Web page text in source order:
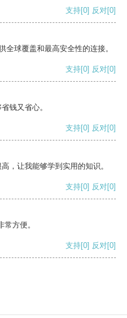
支持[0] 反对[0]
全球覆盖和最高安全性的连接。
支持[0] 反对[0]
钱又省心。
支持[0] 反对[0]
，让我能够学到实用的知识。
支持[0] 反对[0]
方便。
支持[0] 反对[0]